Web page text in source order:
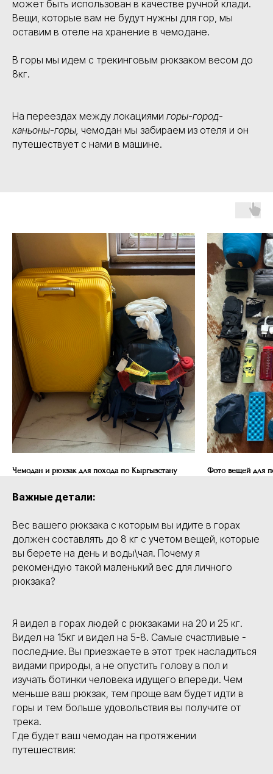
может быть использован в качестве ручной клади.
Вещи, которые вам не будут нужны для гор, мы
оставим в отеле на хранение в чемодане.
В горы мы идем с трекинговым рюкзаком весом до
8кг.
На переездах между локациями горы-город-
каньоны-горы, чемодан мы забираем из отеля и он
путешествует с нами в машине.
Чемодан и рюкзак для похода по Кыргызстану Фото вещей для
Важные детали:
Вес вашего рюкзака с которым вы идите в горах
должен составлять до 8 кг с учетом вещей, которые
вы берете на день и воды\чая. Почему я
рекомендую такой маленький вес для личного
рюкзака?
Я видел в горах людей с рюкзаками на 20 и 25 кг.
Видел на 15кг и видел на 5-8. Самые счастливые -
последние. Вы приезжаете в этот трек насладиться
видами природы, а не опустить голову в пол и
изучать ботинки человека идущего впереди. Чем
меньше ваш рюкзак, тем проще вам будет идти в
горы и тем больше удовольствия вы получите от
трека.
Где будет ваш чемодан на протяжении
путешествия: